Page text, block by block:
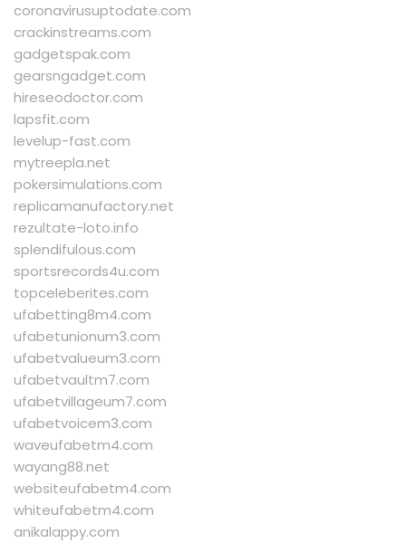
coronavirusuptodate.com
crackinstreams.com
gadgetspak.com
gearsngadget.com
hireseodoctor.com
lapsfit.com
levelup-fast.com
mytreepla.net
pokersimulations.com
replicamanufactory.net
rezultate-loto.info
splendifulous.com
sportsrecords4u.com
topceleberites.com
ufabetting8m4.com
ufabetunionum3.com
ufabetvalueum3.com
ufabetvaultm7.com
ufabetvillageum7.com
ufabetvoicem3.com
waveufabetm4.com
wayang88.net
websiteufabetm4.com
whiteufabetm4.com
anikalappy.com